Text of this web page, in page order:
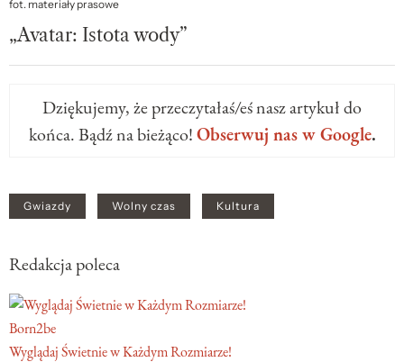
fot. materiały prasowe
„Avatar: Istota wody”
Dziękujemy, że przeczytałaś/eś nasz artykuł do
końca. Bądź na bieżąco!Obserwuj nas w Google.
Gwiazdy Wolny czas Kultura
Redakcja poleca
Born2be
Wyglądaj Świetnie w Każdym Rozmiarze!